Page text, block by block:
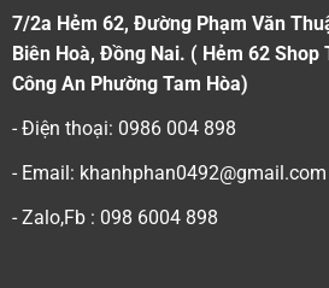
7/2a Hẻm 62, Đường Phạm Văn
Biên Hoà, Đồng Nai. ( Hẻm 62 Shop
Công An Phường Tam Hòa)
- Điện thoại: 0986 004 898
- Email: khanhphan0492@gmail.com
- Zalo,Fb : 098 6004 898